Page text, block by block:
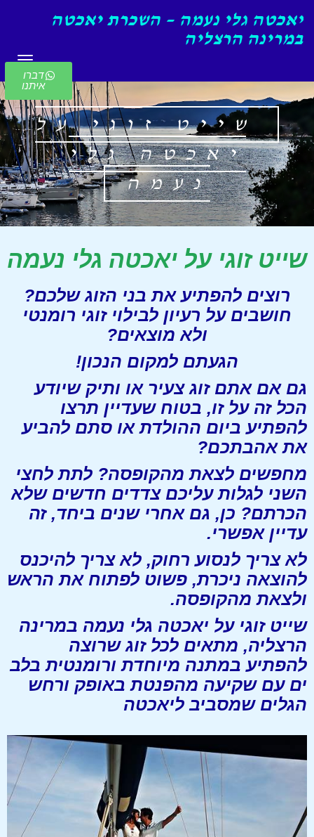
יאכטה גלי נעמה – השכרת יאכטה
במרינה הרצליה
שייט זוגי על
יאכטה גלי
נעמה
דברו
איתנו
שייט זוגי על יאכטה גלי נעמה
רוצים להפתיע את בני הזוג שלכם?
חושבים על רעיון לבילוי זוגי רומנטי
ולא מוצאים?
הגעתם למקום הנכון!
גם אם אתם זוג צעיר או ותיק שיודע
הכל זה על זו, בטוח שעדיין תרצו
להפתיע ביום ההולדת או סתם להביע
את אהבתכם?
מחפשים לצאת מהקופסה? לתת לחצי
השני לגלות עליכם צדדים חדשים שלא
הכרתם? כן, גם אחרי שנים ביחד, זה
עדיין אפשרי.
לא צריך לנסוע רחוק, לא צריך להיכנס
להוצאה ניכרת, פשוט לפתוח את הראש
ולצאת מהקופסה.
שייט זוגי על יאכטה גלי נעמה במרינה
הרצליה, מתאים לכל זוג שרוצה
להפתיע במתנה מיוחדת ורומנטית בלב
ים עם שקיעה מהפנטת באופק ורחש
הגלים שמסביב ליאכטה